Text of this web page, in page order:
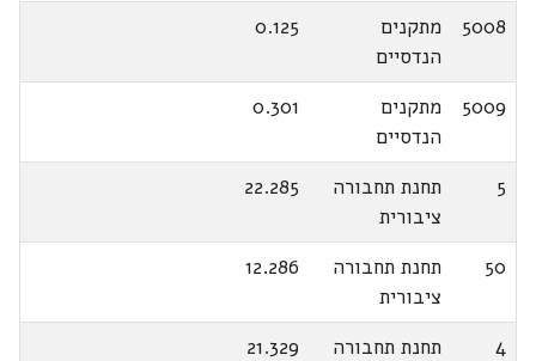
5008
מתקנים
הנדסיים
0.125
5009
מתקנים
הנדסיים
0.301
5
תחנת תחבורה
ציבורית
22.285
50
תחנת תחבורה
ציבורית
12.286
4
תחנת תחבורה
21.329